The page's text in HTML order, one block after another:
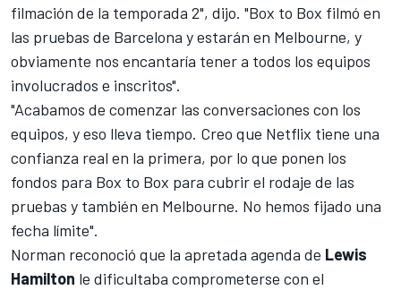
filmación de la temporada 2", dijo. "Box to Box filmó en
las pruebas de Barcelona y estarán en Melbourne, y
obviamente nos encantaría tener a todos los equipos
involucrados e inscritos".
"Acabamos de comenzar las conversaciones con los
equipos, y eso lleva tiempo. Creo que Netflix tiene una
confianza real en la primera, por lo que ponen los
fondos para Box to Box para cubrir el rodaje de las
pruebas y también en Melbourne. No hemos fijado una
fecha límite".
Norman reconoció que la apretada agenda de Lewis
Hamilton le dificultaba comprometerse con el